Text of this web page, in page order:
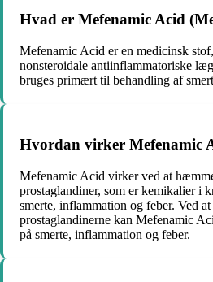
Hvad er Mefenamic Acid
Mefenamic Acid er en medicinsk
nonsteroidale antiinflammatoriske
bruges primært til behandling af
Hvordan virker Mefenamic
Mefenamic Acid virker ved at
prostaglandiner, som er kemikalier i
smerte, inflammation og feber. Ved
prostaglandinerne kan Mefenamic
på smerte, inflammation og feber.